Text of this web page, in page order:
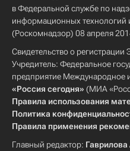
в Федеральной службе по
информационных технологий
(Роскомнадзор) 08 апреля
Свидетельство о
Учредитель: Федеральное
предприятие Международное
«Россия сегодня» (МИА
Правила использования
Политика
Правила применения
Главный редактор: Гаврилова